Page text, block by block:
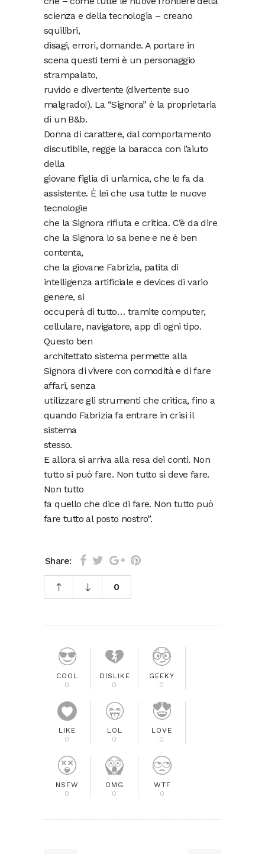
scienza e della tecnologia – creano
squilibri,
disagi, errori, domande. A portare in
scena questi temi è un personaggio
strampalato,
ruvido e divertente (divertente suo
malgrado!). La “Signora” è la proprietaria
di un B&b.
Donna di carattere, dal comportamento
discutibile, regge la baracca con l’aiuto
della
giovane figlia di un’amica, che le fa da
assistente. È lei che usa tutte le nuove
tecnologie
che la Signora rifiuta e critica. C’è da dire
che la Signora lo sa bene e ne è ben
contenta,
che la giovane Fabrizia, patita di
intelligenza artificiale e devices di vario
genere, si
occuperà di tutto… tramite computer,
cellulare, navigatore, app di ogni tipo.
Questo ben
architettato sistema permette alla
Signora di vivere con comodità e di fare
affari, senza
utilizzare gli strumenti che critica, fino a
quando Fabrizia fa entrare in crisi il
sistema
stesso.
E allora si arriva alla resa dei conti. Non
tutto si può fare. Non tutto si deve fare.
Non tutto
fa quello che dice di fare. Non tutto può
fare tutto al posto nostro”.
Share:
0
COOL
0
DISLIKE
0
GEEKY
0
LIKE
0
LOL
0
LOVE
0
NSFW
0
OMG
0
WTF
0